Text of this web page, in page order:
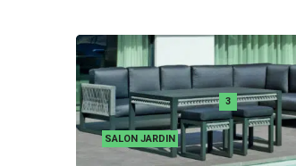
3
SALON JARDIN